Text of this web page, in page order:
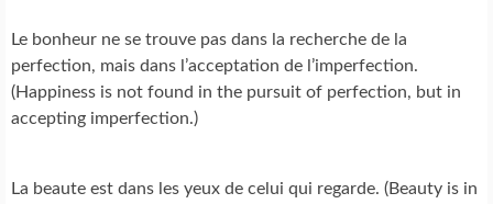
Le bonheur ne se trouve pas dans la recherche de la
perfection, mais dans l’acceptation de l’imperfection.
(Happiness is not found in the pursuit of perfection, but in
accepting imperfection.)
La beaute est dans les yeux de celui qui regarde. (Beauty is in